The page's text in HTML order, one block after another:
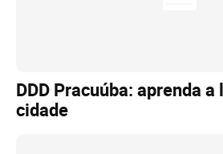
DDD Pracuúba: aprenda
cidade